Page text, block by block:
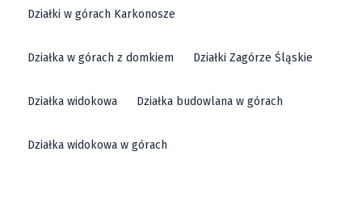
Działki w górach Karkonosze
Działka w górach z domkiem Działki Zagórze Śląskie
Działka widokowa Działka budowlana w górach
Działka widokowa w górach